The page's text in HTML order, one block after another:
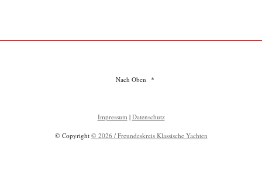
Nach Oben
Impressum | Datenschutz
© Copyright © 2026 / Freundeskreis Klassische Yachten